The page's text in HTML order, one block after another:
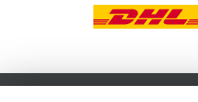
Wissel naar de Duitse shop